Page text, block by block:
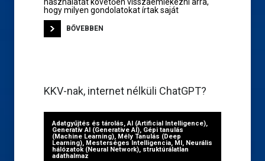
hogy milyen gondolatokat írtak saját
BŐVEBBEN
KKV-nak, internet nélküli ChatGPT?
Adatgyűjtés és tárolás,AI (Artificial Intelligence),
Generatív AI (Generative AI), Gépi tanulás
(Machine Learning), Mély Tanulás (Deep
Learning), Mesterséges Intelligencia, MI, Neurális
hálózatok (Neural Network), struktúrálatlan
adathalmaz